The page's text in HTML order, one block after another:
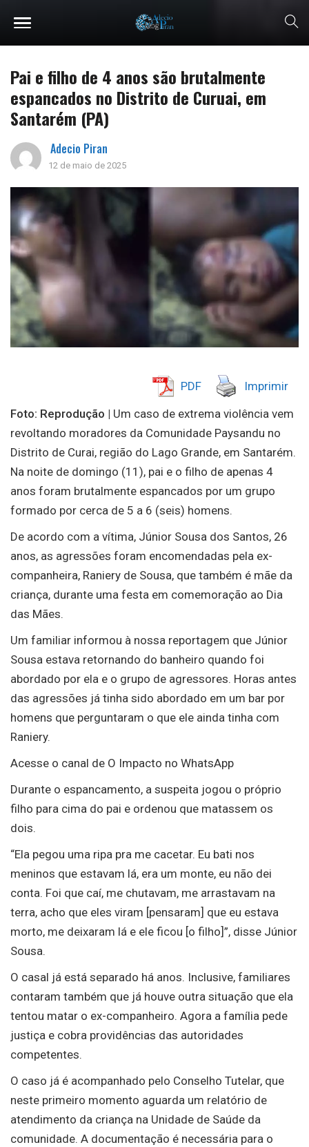
Pai e filho de 4 anos são brutalmente
espancados no Distrito de Curuai, em
Santarém (PA)
Adecio Piran
12 de maio de 2025
PDF Imprimir
Foto: Reprodução | Um caso de extrema violência vem
revoltando moradores da Comunidade Paysandu no
Distrito de Curai, região do Lago Grande, em Santarém.
Na noite de domingo (11), pai e o filho de apenas 4
anos foram brutalmente espancados por um grupo
formado por cerca de 5 a 6 (seis) homens.
De acordo com a vítima, Júnior Sousa dos Santos, 26
anos, as agressões foram encomendadas pela ex-
companheira, Raniery de Sousa, que também é mãe da
criança, durante uma festa em comemoração ao Dia
das Mães.
Um familiar informou à nossa reportagem que Júnior
Sousa estava retornando do banheiro quando foi
abordado por ela e o grupo de agressores. Horas antes
das agressões já tinha sido abordado em um bar por
homens que perguntaram o que ele ainda tinha com
Raniery.
Acesse o canal de O Impacto no WhatsApp
Durante o espancamento, a suspeita jogou o próprio
filho para cima do pai e ordenou que matassem os
dois.
“Ela pegou uma ripa pra me cacetar. Eu bati nos
meninos que estavam lá, era um monte, eu não dei
conta. Foi que caí, me chutavam, me arrastavam na
terra, acho que eles viram [pensaram] que eu estava
morto, me deixaram lá e ele ficou [o filho]”, disse Júnior
Sousa.
O casal já está separado há anos. Inclusive, familiares
contaram também que já houve outra situação que ela
tentou matar o ex-companheiro. Agora a família pede
justiça e cobra providências das autoridades
competentes.
O caso já é acompanhado pelo Conselho Tutelar, que
neste primeiro momento aguarda um relatório de
atendimento da criança na Unidade de Saúde da
comunidade. A documentação é necessária para o